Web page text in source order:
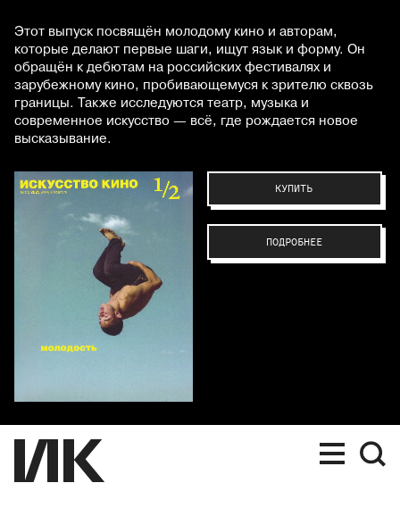
Этот выпуск посвящён молодому кино и авторам,
которые делают первые шаги, ищут язык и форму. Он
обращён к дебютам на российских фестивалях и
зарубежному кино, пробивающемуся к зрителю сквозь
границы. Также исследуются театр, музыка и
современное искусство — всё, где рождается новое
высказывание.
КУПИТЬ
ПОДРОБНЕЕ